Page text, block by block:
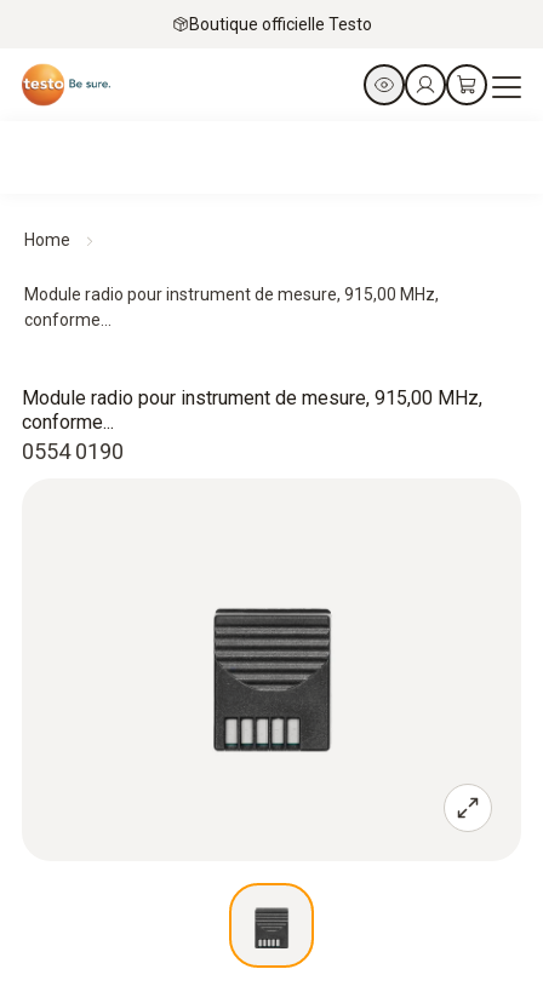
Boutique officielle Testo
Home
Module radio pour instrument de mesure, 915,00 MHz,
conforme...
0554 0190
Module radio pour instrument de mesure, 915,00 MHz,
conforme...